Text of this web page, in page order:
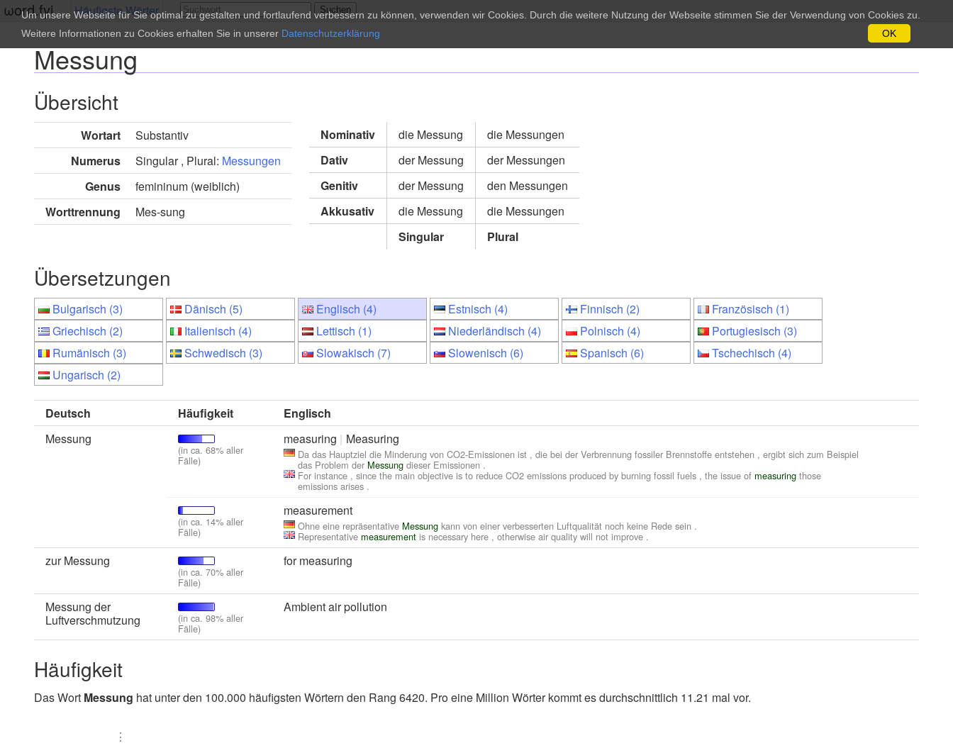
ωord.fyi Häufigste Wörter
Messung
Übersicht
Wortart
Substantiv
Numerus
Singular , Plural: Messungen
Genus
femininum (weiblich)
Worttrennung
Mes-sung
Nominativ die Messung
die Messungen
Dativ
der Messung
der Messungen
Genitiv
der Messung
den Messungen
Akkusativ
die Messung
die Messungen
Singular
Plural
Übersetzungen
Bulgarisch (3) Dänisch (5) Englisch (4) Estnisch (4) Finnisch (2)
Französisch (1)
Griechisch (2)
Italienisch (4) Lettisch (1) Niederländisch (4) Polnisch (4)
Portugiesisch (3)
Rumänisch (3)
Schwedisch (3) Slowakisch (7) Slowenisch (6) Spanisch (6)
Tschechisch (4)
Ungarisch (2)
Deutsch Häufigkeit
Englisch
Messung
(in ca. 68% aller
Fälle)
measuring Measuring
Da das Hauptziel die Minderung von CO2-Emissionen ist , die bei der Verbrennung fossiler Brennstoffe entstehen , ergibt sich zum Beispiel
das Problem der Messung dieser Emissionen .
For instance , since the main objective is to reduce CO2 emissions produced by burning fossil fuels , the issue of measuring those
emissions arises .
(in ca. 14% aller
Fälle)
measurement
Ohne eine repräsentative Messung kann von einer verbesserten Luftqualität noch keine Rede sein .
Representative measurement is necessary here , otherwise air quality will not improve .
zur Messung
(in ca. 70% aller
Fälle)
for measuring
Messung der
Luftverschmutzung
(in ca. 98% aller
Fälle)
Ambient air pollution
Häufigkeit
Das Wort Messung hat unter den 100.000 häufigsten Wörtern den Rang 6420. Pro eine Million Wörter kommt es durchschnittlich 11.21 mal vor.
⋮
Um unsere Webseite für Sie optimal zu gestalten und fortlaufend verbessern zu können, verwenden wir Cookies. Durch die weitere Nutzung der Webseite stimmen Sie der Verwendung von Cookies zu.
Weitere Informationen zu Cookies erhalten Sie in unserer Datenschutzerklärung OK